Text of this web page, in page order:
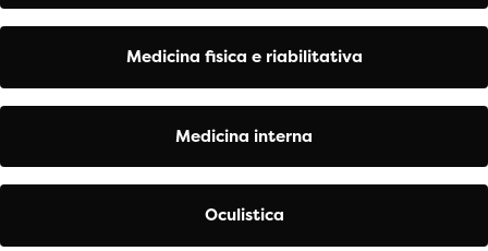
Medicina fisica e riabilitativa
Medicina interna
Oculistica